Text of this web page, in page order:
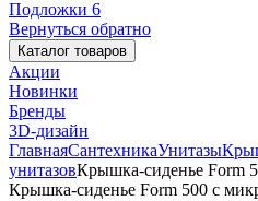
Подложки 6
Вернуться обратно
Каталог товаров
Акции
Новинки
Бренды
3D-дизайн
ГлавнаяСантехникаУнитазы
унитазовКрышка-сиденье Form
Крышка-сиденье Form 500 с